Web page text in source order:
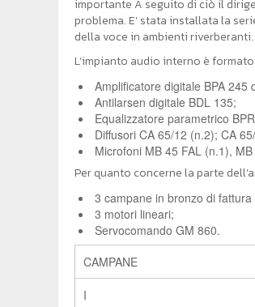
importante A seguito di ciò il
problema. E’ stata installata la
della voce in ambienti
L’impianto audio interno è
Amplificatore digitale BPA 245
Antilarsen digitale BDL 135;
Equalizzatore parametrico
Diffusori CA 65/12 (n.2); CA
Microfoni MB 45 FAL (n.1),
Per quanto concerne la parte
3 campane in bronzo di fattura
3 motori lineari;
Servocomando GM 860.
CAMPANE
I